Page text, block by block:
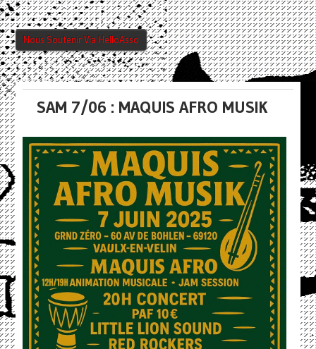
Nous Soutenir Via HelloAsso
SAM 7/06 : MAQUIS AFRO MUSIK